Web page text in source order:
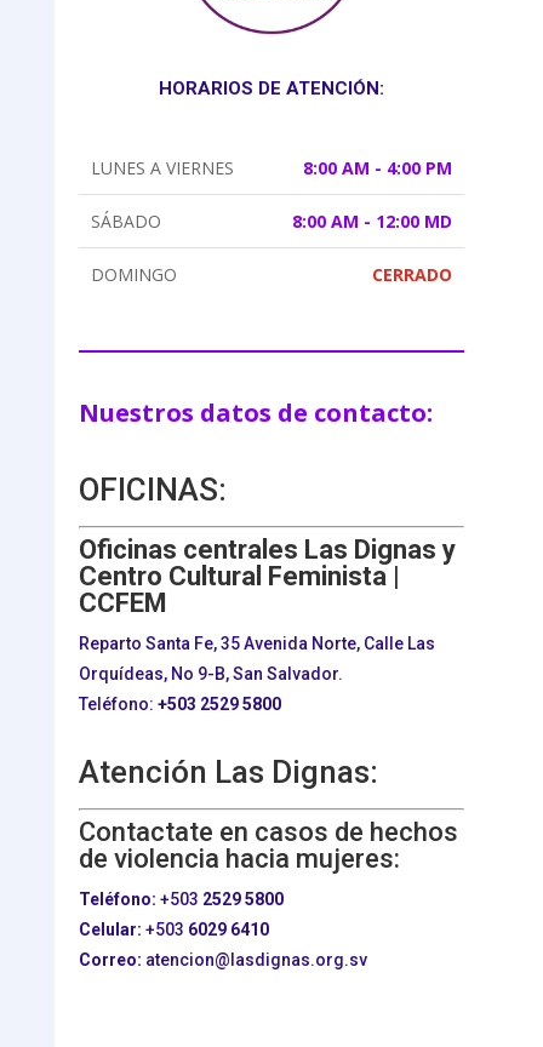
HORARIOS DE ATENCIÓN:
LUNES A VIERNES 8:00 AM - 4:00 PM
SÁBADO 8:00 AM - 12:00 MD
DOMINGO CERRADO
Nuestros datos de contacto:
OFICINAS:
Oficinas centrales Las Dignas y
Centro Cultural Feminista |
CCFEM
Reparto Santa Fe, 35 Avenida Norte, Calle Las
Orquídeas, No 9-B, San Salvador.
Teléfono: +503 2529 5800
Atención Las Dignas:
Contactate en casos de hechos
de violencia hacia mujeres:
Teléfono: +503 2529 5800
Celular: +503 6029 6410
Correo: atencion@lasdignas.org.sv